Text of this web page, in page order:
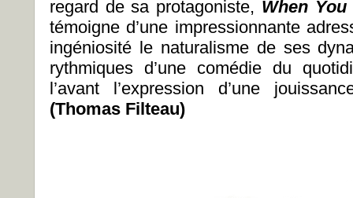
regard de sa protagoniste, When
témoigne d’une impressionnante
ingéniosité le naturalisme de ses
rythmiques d’une comédie du
l’avant l’expression d’une
(Thomas Filteau)